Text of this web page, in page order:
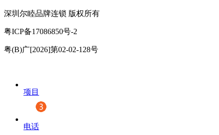
深圳尔睦品牌连锁 版权所有
粤ICP备17086850号-2
粤(B)广[2026]第02-02-128号
项目
电话